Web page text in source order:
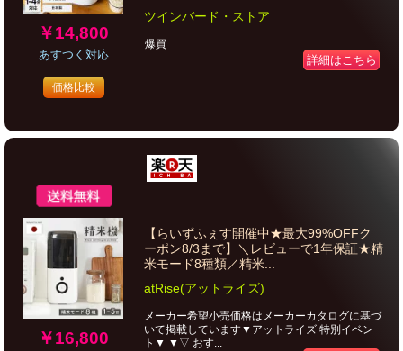
￥14,800
あすつく対応
価格比較
ツインバード・ストア
爆買
詳細はこちら
￥16,800
【らいずふぇす開催中★最大99%OFFク
ーポン8/3まで】＼レビューで1年保証★精
米モード8種類／精米...
atRise(アットライズ)
メーカー希望小売価格はメーカーカタログに基づ
いて掲載しています▼アットライズ 特別イベン
ト▼ ▼▽ おす...